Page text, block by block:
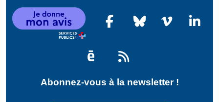
Abonnez-vous à la newsletter !